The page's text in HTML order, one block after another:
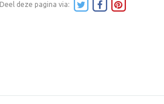
Deel deze pagina via: